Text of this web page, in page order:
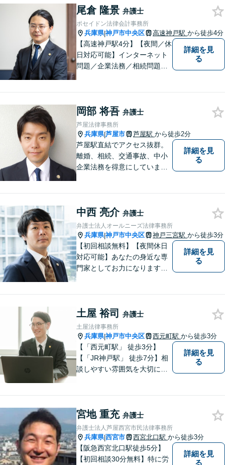
ご相談で土日祝・時間外対応
が可能です。
尾倉 隆景 弁護士
ポセイドン法律会計事務所
兵庫県|神戸市中央区 高速神戸駅 から徒歩4分
【高速神戸駅4分】【夜間／休
日対応可能】インターネット
問題／企業法務／相続問題／
詳細を見
る
岡部 将吾 弁護士
芦屋法律事務所
兵庫県|芦屋市 芦屋駅 から徒歩2分
芦屋駅直結でアクセス抜群。
離婚、相続、交通事故、中小
企業法務を得意にしていま
可♯中小企業診断士資格有り
詳細を見
る
中西 亮介 弁護士
弁護士法人オールニーズ法律事務所
兵庫県|神戸市中央区 神戸三宮駅 から徒歩3分
【初回相談無料】【夜間休日
対応可能】あなたの身近な専
門家としてお力になります。
気軽にご相談ください。
詳細を見
る
土屋 裕司 弁護士
土屋法律事務所
兵庫県|神戸市中央区 西元町駅 から徒歩3分
【「西元町駅」 徒歩3分】
【「JR神戸駅」 徒歩7分】相
談しやすい雰囲気を大切に
丁寧にお聞きし、最適な解決
策を迅速に提供することをお
約束します。【法テラス利用
可】
詳細を見
る
宮地 重充 弁護士
弁護士法人芦屋西宮市民法律事務所
兵庫県|西宮市 西宮北口駅 から徒歩3分
【阪急西宮北口駅徒歩5分】
【初回相談30分無料】特に労
詳細を見
る